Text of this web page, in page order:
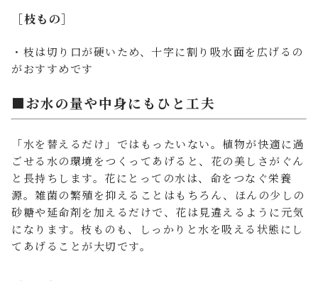
［枝もの］
・枝は切り口が硬いため、十字に割り吸水面を広げるの
がおすすめです
■お水の量や中身にもひと工夫
「水を替えるだけ」ではもったいない。植物が快適に過
ごせる水の環境をつくってあげると、花の美しさがぐん
と長持ちします。花にとっての水は、命をつなぐ栄養
源。雑菌の繁殖を抑えることはもちろん、ほんの少しの
砂糖や延命剤を加えるだけで、花は見違えるように元気
になります。枝ものも、しっかりと水を吸える状態にし
てあげることが大切です。